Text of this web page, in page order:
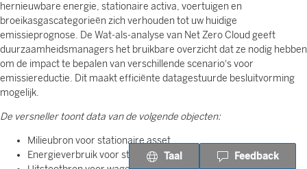
hernieuwbare energie, stationaire activa, voertuigen en
broeikasgascategorieën zich verhouden tot uw huidige
emissieprognose. De Wat-als-analyse van Net Zero Cloud geeft
duurzaamheidsmanagers het bruikbare overzicht dat ze nodig hebben
om de impact te bepalen van verschillende scenario's voor
emissiereductie. Dit maakt efficiënte datagestuurde besluitvorming
mogelijk.
De versneller toont data van de volgende objecten:
Milieubron voor stationaire asset
Energieverbruik voor stationaire asset
Taal Feedback